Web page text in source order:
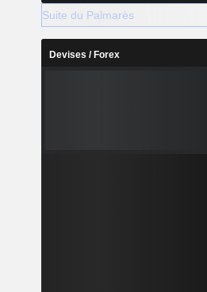
Suite du Palmarès
Devises / Forex